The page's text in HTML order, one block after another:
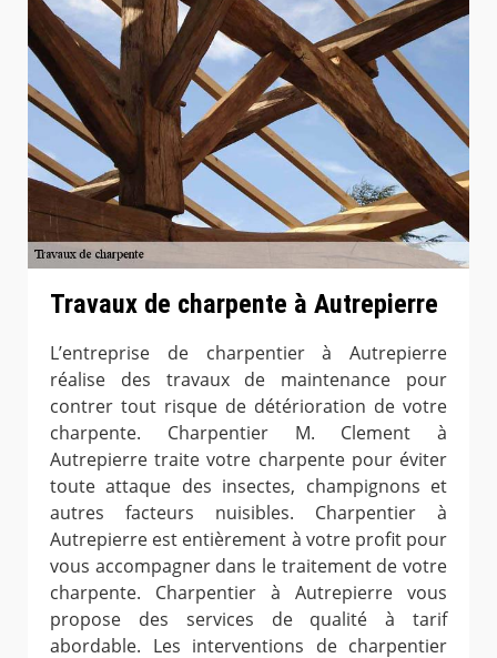
Travaux de charpente à Autrepierre
L’entreprise de charpentier à Autrepierre
réalise des travaux de maintenance pour
contrer tout risque de détérioration de votre
charpente. Charpentier M. Clement à
Autrepierre traite votre charpente pour éviter
toute attaque des insectes, champignons et
autres facteurs nuisibles. Charpentier à
Autrepierre est entièrement à votre profit pour
vous accompagner dans le traitement de votre
charpente. Charpentier à Autrepierre vous
propose des services de qualité à tarif
abordable. Les interventions de charpentier